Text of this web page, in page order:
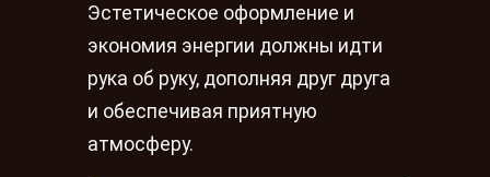
Эстетическое оформление и
экономия энергии должны идти
рука об руку, дополняя друг друга
и обеспечивая приятную
атмосферу.